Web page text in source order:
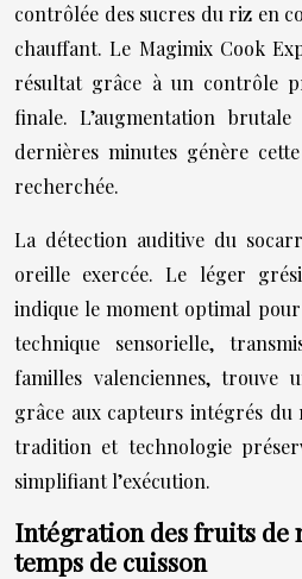
contrôlée des sucres du riz en
chauffant. Le Magimix Cook
résultat grâce à un contrôle
finale. L’augmentation
dernières minutes génère
recherchée.
La détection auditive du
oreille exercée. Le léger
indique le moment optimal
technique sensorielle,
familles valenciennes, trouve
grâce aux capteurs intégrés
tradition et technologie
simplifiant l’exécution.
Intégration des fruits de
temps de cuisson